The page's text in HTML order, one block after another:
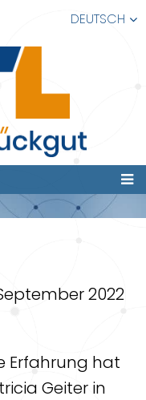
DEUTSCH
2022
Erfahrung hat
Geiter in